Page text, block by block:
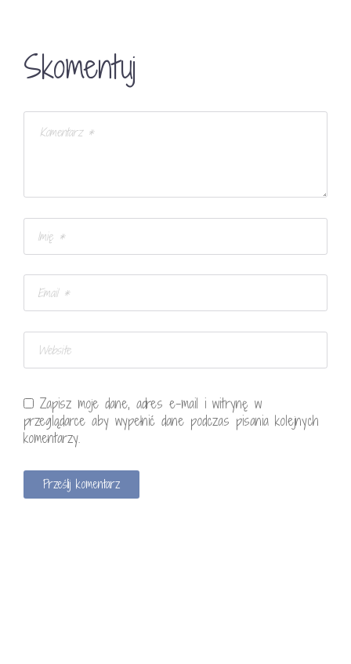
Skomentuj
Zapisz moje dane, adres e-mail i witrynę w
przeglądarce aby wypełnić dane podczas pisania kolejnych
komentarzy.